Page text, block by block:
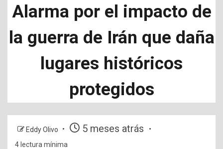
Alarma por el impacto de
la guerra de Irán que daña
lugares históricos
protegidos
Eddy Olivo 5 meses atrás
4 lectura mínima